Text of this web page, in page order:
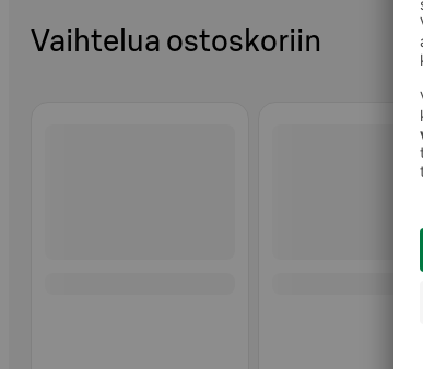
Vaihtelua ostoskoriin